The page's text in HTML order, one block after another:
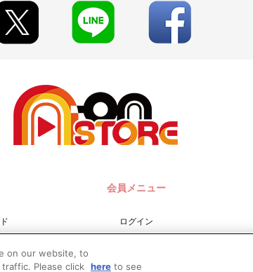
らかじめご了承ください。
ります。
。
で配送先を変更していただくようお願いいたします。
会員メニュー
ログイン
新規会員登録
on our website, to
Please click here to see